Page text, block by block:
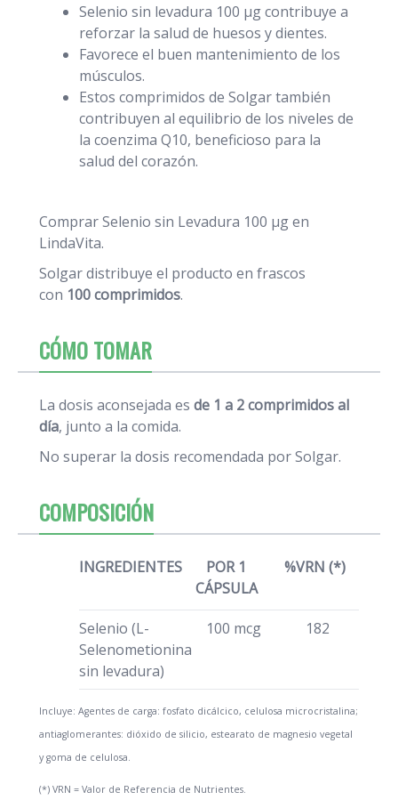
Selenio sin levadura 100 μg contribuye a
reforzar la salud de huesos y dientes.
Favorece el buen mantenimiento de los
músculos.
Estos comprimidos de Solgar también
contribuyen al equilibrio de los niveles de
la coenzima Q10, beneficioso para la
salud del corazón.
Comprar Selenio sin Levadura 100 μg en
LindaVita.
Solgar distribuye el producto en frascos
con 100 comprimidos.
CÓMO TOMAR
La dosis aconsejada es de 1 a 2 comprimidos al
día, junto a la comida.
No superar la dosis recomendada por Solgar.
COMPOSICIÓN
INGREDIENTES
POR 1
CÁPSULA
%VRN (*)
Selenio (L-
Selenometionina
sin levadura)
100 mcg 182
Incluye: Agentes de carga: fosfato dicálcico, celulosa microcristalina;
antiaglomerantes: dióxido de silicio, estearato de magnesio vegetal
y goma de celulosa.
(*) VRN = Valor de Referencia de Nutrientes.